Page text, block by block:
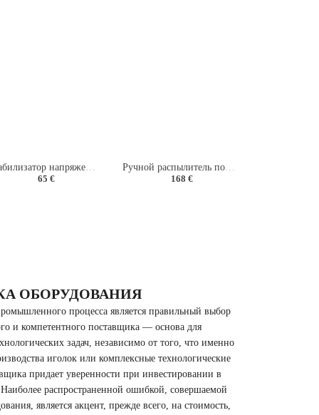
Стабилизатор напряжения LUX АСН 500 Н/1-Ц
65 €
Ручной распылитель порошковых красок "Лидер"
168 €
ОБОРУДОВАНИЯ
процесса является правильный выбор
и компетентного поставщика — основа для
задач, независимо от того, что именно
иголок или комплексные технологические
придает уверенности при инвестировании в
распространенной ошибкой, совершаемой
является акцент, прежде всего, на стоимость,